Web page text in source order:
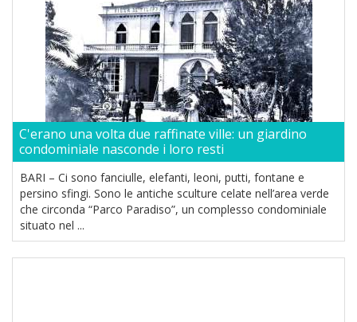
C'erano una volta due raffinate ville: un giardino
condominiale nasconde i loro resti
BARI – Ci sono fanciulle, elefanti, leoni, putti, fontane e
persino sfingi. Sono le antiche sculture celate nell’area verde
che circonda “Parco Paradiso”, un complesso condominiale
situato nel ...